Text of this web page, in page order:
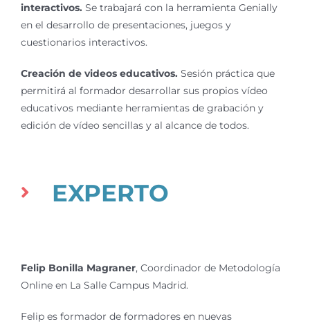
interactivos.Se trabajará con la herramienta Genially
en el desarrollo de presentaciones, juegos y
cuestionarios interactivos.
Creación de videos educativos.Sesión práctica que
permitirá al formador desarrollar sus propios vídeo
educativos mediante herramientas de grabación y
edición de vídeo sencillas y al alcance de todos.
EXPERTO
Felip Bonilla Magraner, Coordinador de Metodología
Online en La Salle Campus Madrid.
Felip es formador de formadores en nuevas